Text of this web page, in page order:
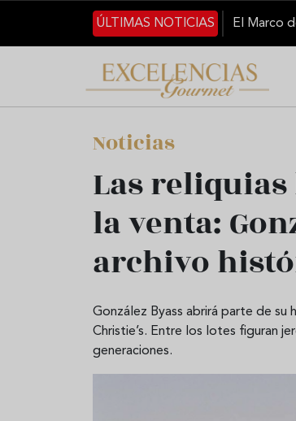
Pasar al contenido principal
ÚLTIMAS NOTICIAS
Noticias
Las
la venta:
archivo
González Byass abrirá parte de
Christie’s. Entre los lotes figuran
generaciones.
Aceitunas: el aperitivo estrella